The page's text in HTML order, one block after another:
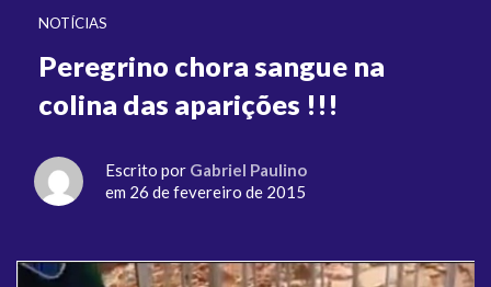
NOTÍCIAS
Peregrino chora sangue na
colina das aparições !!!
Escrito por Gabriel Paulino
em 26 de fevereiro de 2015